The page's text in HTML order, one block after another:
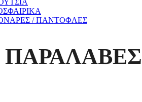
/ ΠΑΝΤΟΦΛΕΣ
ΠΑΡΑΛΑΒΕΣ